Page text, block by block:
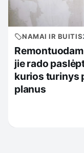
NAMAI IR BUITIS
jie rado
kurios turinys
planus